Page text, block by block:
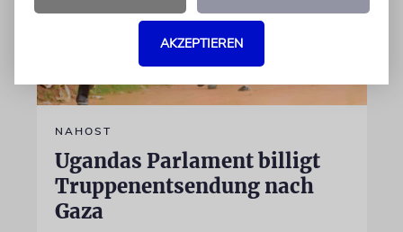
NAHOST
Ugandas Parlament billigt
Truppenentsendung nach
Gaza
AKZEPTIEREN